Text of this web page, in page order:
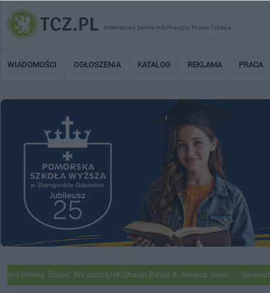
Internetowy Serwis Informacyjny Miasta Tczewa
WIADOMOŚCI OGŁOSZENIA KATALOG REKLAMA PRACA
Tczew. Na początek Shaun Baker & Jessica Jean Samochody